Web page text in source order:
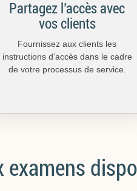
Partagez l’accès avec
vos clients
Fournissez aux clients les
instructions d’accès dans le cadre
de votre processus de service.